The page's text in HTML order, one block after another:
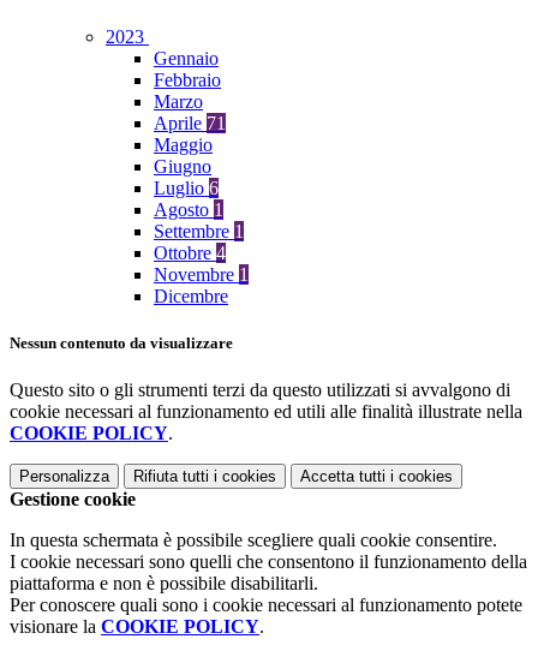
2023
Gennaio
Febbraio
Marzo
Aprile 71
Maggio
Giugno
Luglio 6
Agosto 1
Settembre 1
Ottobre 4
Novembre 1
Dicembre
Nessun contenuto da visualizzare
Questo sito o gli strumenti terzi da questo utilizzati si avvalgono di
cookie necessari al funzionamento ed utili alle finalità illustrate nella
COOKIE POLICY.
Personalizza Rifiuta tutti i cookies Accetta tutti i cookies
Gestione cookie
In questa schermata è possibile scegliere quali cookie consentire.
I cookie necessari sono quelli che consentono il funzionamento della
piattaforma e non è possibile disabilitarli.
Per conoscere quali sono i cookie necessari al funzionamento potete
visionare la COOKIE POLICY.